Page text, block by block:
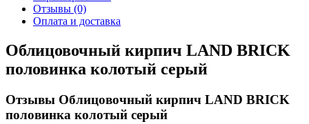
Отзывы (0)
Оплата и доставка
Облицовочный кирпич LAND BRICK
половинка колотый серый
Отзывы Облицовочный кирпич LAND BRICK
половинка колотый серый